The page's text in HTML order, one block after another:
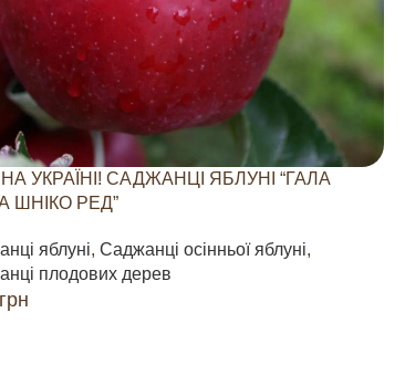
НА УКРАЇНІ! САДЖАНЦІ ЯБЛУНІ “ГАЛА
ШНІКО РЕД”
яблуні, Саджанці осінньої яблуні,
плодових дерев
грн